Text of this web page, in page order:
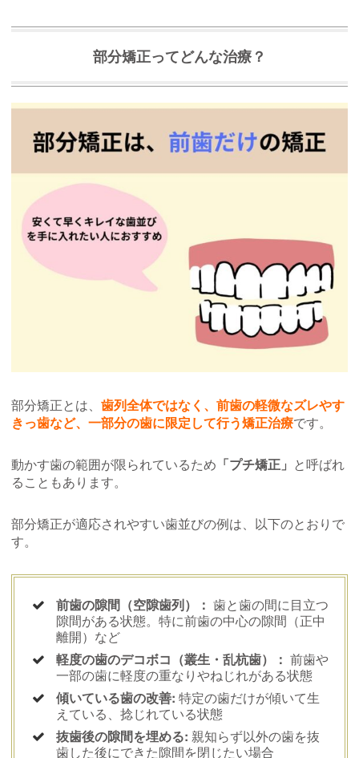
部分矯正ってどんな治療？
部分矯正とは、 歯列全体ではなく、前歯の軽微なズレやす
きっ歯など、一部分の歯に限定して行う矯正治療です。
動かす歯の範囲が限られているため 「プチ矯正」 と呼ばれ
ることもあります。
部分矯正が適応されやすい歯並びの例は、以下のとおりで
す。
前歯の隙間（空隙歯列）： 歯と歯の間に目立つ
隙間がある状態。特に前歯の中心の隙間（正中
離開）など
軽度の歯のデコボコ（叢生・乱杭歯）： 前歯や
一部の歯に軽度の重なりやねじれがある状態
傾いている歯の改善: 特定の歯だけが傾いて生
えている、捻じれている状態
抜歯後の隙間を埋める: 親知らず以外の歯を抜
歯した後にできた隙間を閉じたい場合